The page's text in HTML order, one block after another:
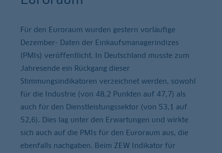
Für den Euroraum wurden gestern vorläufige
Dezember- Daten der Einkaufsmanagerindizes
(PMIs) veröffentlicht. In Deutschland musste zum
Jahresende ein Rückgang dieser
Stimmungsindikatoren verzeichnet werden, sowohl
für die Industrie (von 48,2 Punkten auf 47,7) als
auch für den Dienstleistungssektor (von 53,1 auf
52,6). Dies lag unter den Erwartungen und wirkte
sich auch auf die PMIs für den Euroraum aus, die
ebenfalls nachgaben. Beim ZEW Indikator für